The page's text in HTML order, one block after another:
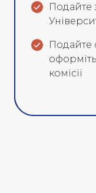
Подайте
Подайте
комісії